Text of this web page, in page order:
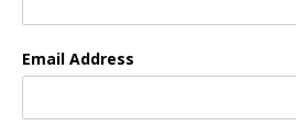
Email Address